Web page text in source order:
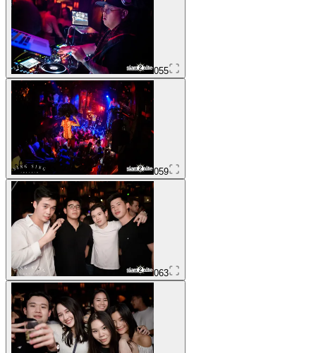
055
059
063